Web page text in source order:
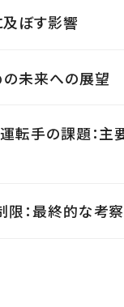
ぼす影響
未来への展望
転手の課題：主
：最終的な考察